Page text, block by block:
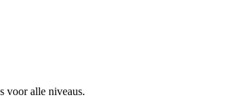
voor alle niveaus.